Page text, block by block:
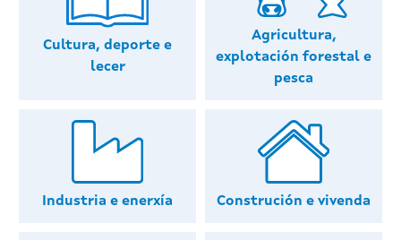
Cultura, deporte e
lecer
Agricultura,
explotación forestal e
pesca
Industria e enerxía Construción e vivenda